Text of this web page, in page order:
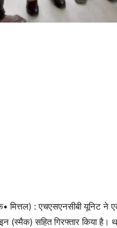
मित्तल) : एचएसएनसीबी यूनिट ने
(स्मैक) सहित गिरफ्तार किया है।